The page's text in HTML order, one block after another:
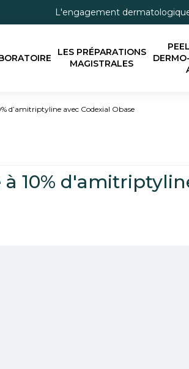
L'engagement
LES PRÉPARATIONS
MAGISTRALES
d’amitriptyline avec Codexial Obase
10%